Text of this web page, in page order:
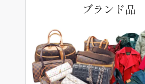
ブランド品